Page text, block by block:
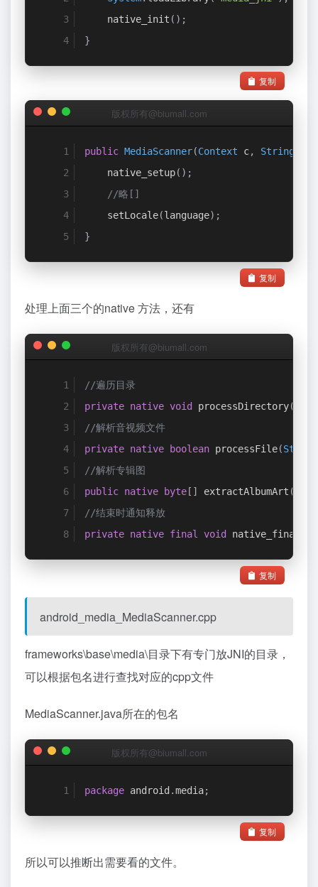
native_init ();
}
复制
版权所有@biumall.com
public MediaScanner(Context c, String
    native_setup
();
//略[]
    setLocale
(language);
}
复制
处理上面三个的native 方法，还有
版权所有@biumall.com
//遍历目录
private native void processDirectory(
//解析音视频文件
private native boolean processFile(String
//解析专辑图
public native byte [] extractAlbumArt (
//结束时通知释放
private native final void native_finalize
复制
android_media_MediaScanner.cpp
frameworks\base\media\目录下有专门放JNI的目录，
可以根据包名进行查找对应的cpp文件
MediaScanner.java所在的包名
版权所有@biumall.com
package android .media;
复制
所以可以推断出需要看的文件。